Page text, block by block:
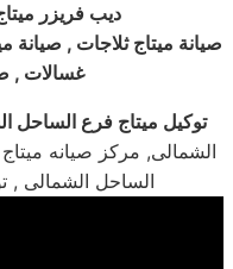
ديب فريزر
صيانة ميتاج ثلاجات , صيانة
غسالات ,
توكيل ميتاج فرع الساحل
الشمالى, مركز صيانه
الساحل الشمالى ,